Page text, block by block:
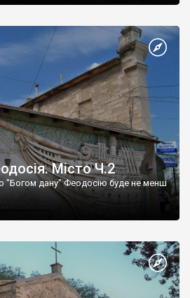
Місто Ч.2
"Богом дану" Феодосію буде не менш